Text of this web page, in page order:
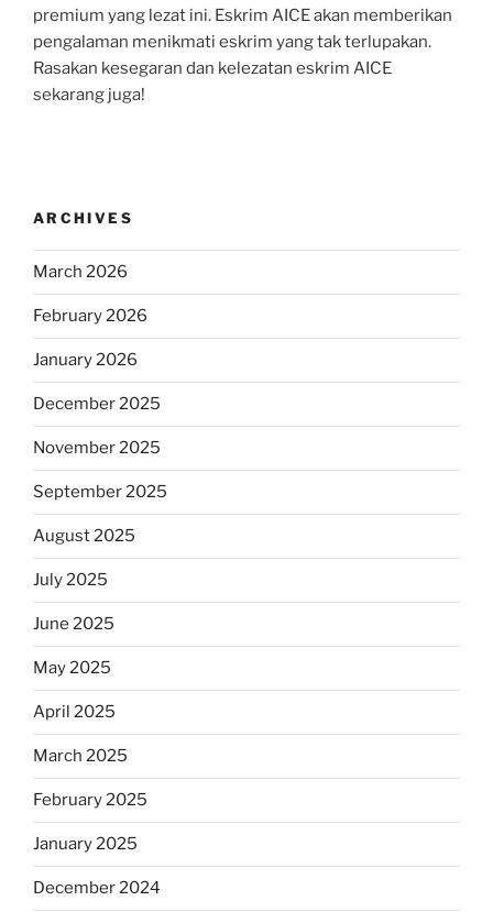
premium yang lezat ini. Eskrim AICE akan memberikan
pengalaman menikmati eskrim yang tak terlupakan.
Rasakan kesegaran dan kelezatan eskrim AICE
sekarang juga!
ARCHIVES
March 2026
February 2026
January 2026
December 2025
November 2025
September 2025
August 2025
July 2025
June 2025
May 2025
April 2025
March 2025
February 2025
January 2025
December 2024